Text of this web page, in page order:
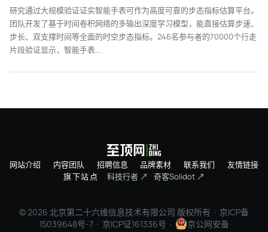
研究通过大规模验证证实智能手表可作为高度可靠的步态指标估算平台。
团队开发了基于时间卷积网络的多输出深度学习模型，能直接估算步速、
步长、双支撑时间等全面的时空步态指标。246名参与者的70000个行走
片段验证显示，智能手表...
网站介绍 内容团队 招聘信息 品牌素材 联系我们
友情链接
旗下站点
科技行者 ↗ 奇客Solidot ↗
© 2026 北京第二十六维信息技术有限公司 版权所有 · 京ICP备
15039648号-7 · 京ICP证161336号 ·
京公网安备